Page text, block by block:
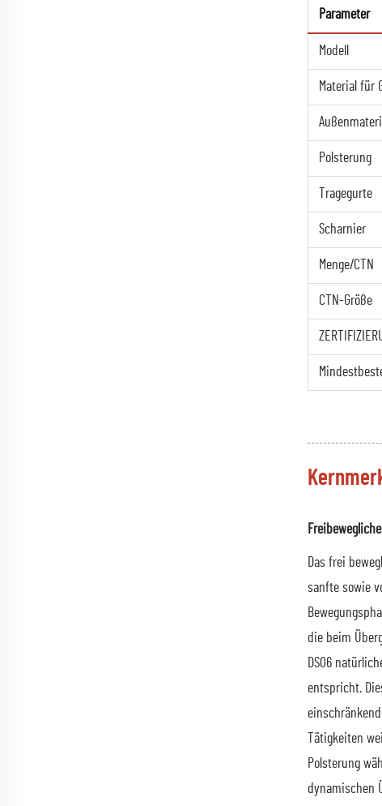
Parameter
Modell
Material für
Polsterung
Tragegurte
Scharnier
Menge/CTN
CTN-Größe
Das frei
sanfte sowie
die beim
DS06
entspricht.
Tätigkeiten
Polsterung
dynamischen